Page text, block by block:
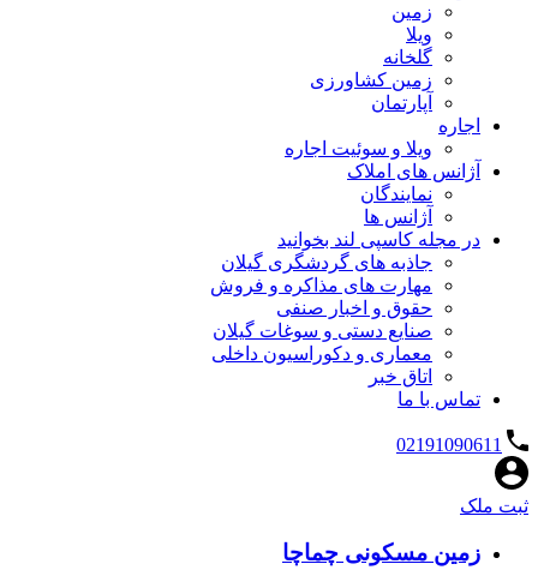
زمین
ویلا
گلخانه
زمین کشاورزی
آپارتمان
اجاره
ویلا و سوئیت اجاره
آژانس های املاک
نمایندگان
آژانس ها
در مجله کاسپی لند بخوانید
جاذبه های گردشگری گیلان
مهارت های مذاکره و فروش
حقوق و اخبار صنفی
صنایع دستی و سوغات گیلان
معماری و دکوراسیون داخلی
اتاق خبر
تماس با ما
02191090611
ثبت ملک
زمین مسکونی چماچا